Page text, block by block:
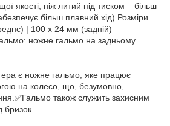
якості, ніж литий під тиском – більш
більш плавний хід) Розміри
| 100 x 24 мм (задній)
ножне гальмо на задньому
є ножне гальмо, яке працює
на колесо, що, безумовно,
також служить захисним